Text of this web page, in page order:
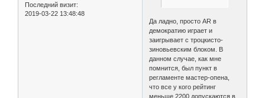
Последний визит:
2019-03-22 13:48:48
Да ладно, просто AR в
демократию играет и
заигрывает с троцкисто-
зиновьевским блоком. В
данном случае, как мне
помнится, был пункт в
регламенте мастер-опена,
что все у кого рейтинг
меньше 2200 допускаются в